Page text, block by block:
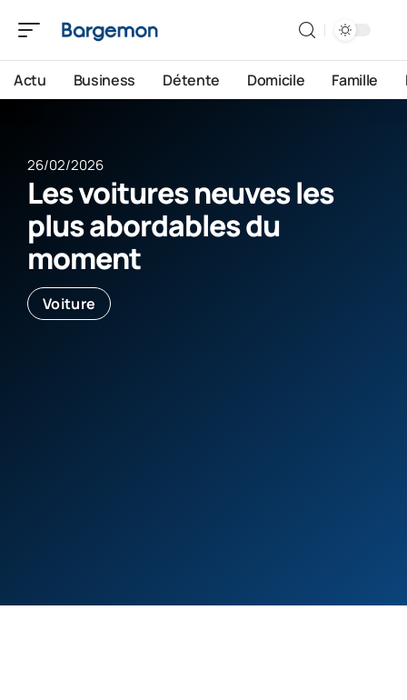
Actu Business Détente Domicile Famille
26/02/2026
Les voitures neuves les
plus abordables du
moment
Voiture